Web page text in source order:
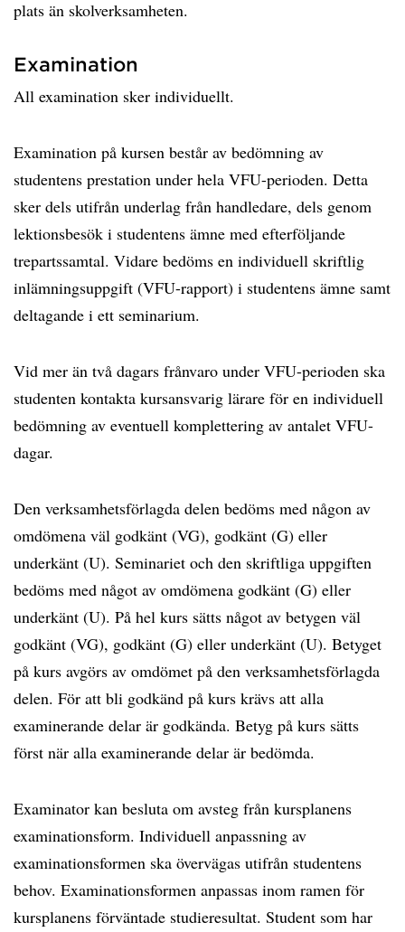
plats än skolverksamheten.
Examination
All examination sker individuellt.
Examination på kursen består av bedömning av
studentens prestation under hela VFU-perioden. Detta
sker dels utifrån underlag från handledare, dels genom
lektionsbesök i studentens ämne med efterföljande
trepartssamtal. Vidare bedöms en individuell skriftlig
inlämningsuppgift (VFU-rapport) i studentens ämne samt
deltagande i ett seminarium.
Vid mer än två dagars frånvaro under VFU-perioden ska
studenten kontakta kursansvarig lärare för en individuell
bedömning av eventuell komplettering av antalet VFU-
dagar.
Den verksamhetsförlagda delen bedöms med någon av
omdömena väl godkänt (VG), godkänt (G) eller
underkänt (U). Seminariet och den skriftliga uppgiften
bedöms med något av omdömena godkänt (G) eller
underkänt (U). På hel kurs sätts något av betygen väl
godkänt (VG), godkänt (G) eller underkänt (U). Betyget
på kurs avgörs av omdömet på den verksamhetsförlagda
delen. För att bli godkänd på kurs krävs att alla
examinerande delar är godkända. Betyg på kurs sätts
först när alla examinerande delar är bedömda.
Examinator kan besluta om avsteg från kursplanens
examinationsform. Individuell anpassning av
examinationsformen ska övervägas utifrån studentens
behov. Examinationsformen anpassas inom ramen för
kursplanens förväntade studieresultat. Student som har